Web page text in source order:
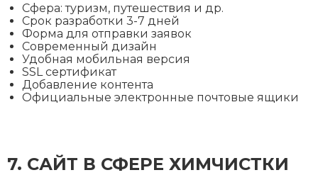
Сфера: туризм, путешествия и др.
Срок разработки 3-7 дней
Форма для отправки заявок
Современный дизайн
Удобная мобильная версия
SSL сертификат
Добавление контента
Официальные электронные почтовые ящики
7. CАЙТ В СФЕРЕ ХИМЧИСТКИ